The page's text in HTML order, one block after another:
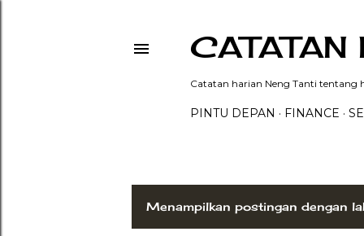
CATATAN
Catatan harian Neng Tanti tentang
PINTU DEPAN FINANCE
PMenampilkan postingan dengan